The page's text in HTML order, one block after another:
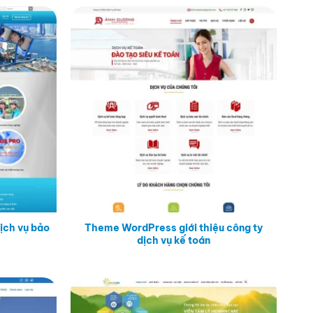
vụ bảo
Theme WordPress giới thiệu công ty
dịch vụ kế toán